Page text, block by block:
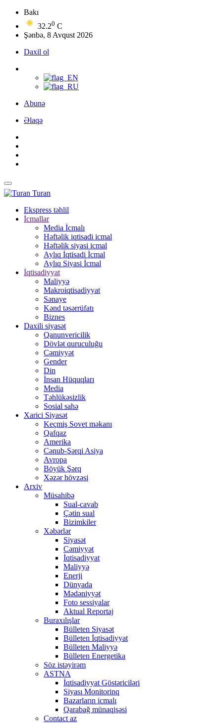
Bakı
32.20 C
Şənbə, 8 Avqust 2026
Daxil ol
Abunə
Əlaqə
Turan
Ekspress təhlil
İcmallar
Media İcmalı
Həftəlik iqtisadi icmal
Həftəlik siyasi icmal
Aylıq İqtisadi İcmal
Aylıq Siyasi İcmal
İqtisadiyyat
Maliyyə
Makroiqtisadiyyat
Sənaye
Kənd təsərrüfatı
Biznes
Daxili siyasət
Qanunvericilik
Dövlət quruculuğu
Cəmiyyət
Gender
Din
İnsan Hüquqları
Media
Təhlükəsizlik
Sosial sahə
Xarici Siyasət
Keçmiş Sovet məkanı
Qafqaz
Amerika
Cənub-Şərqi Asiya
Avropa
Böyük Şərq
Xəzər hövzəsi
Arxiv
Müsahibə
Sual-cavab
Çətin sual
Bizimkiler
Xəbərlər
Siyasət
Cəmiyyət
İqtisadiyyat
Maliyyə
Enerji
Dünyada
Mədəniyyət
Foto sessiyalar
Aktual Reportaj
Buraxılışlar
Bülleten Siyasət
Bülleten İqtisadiyyat
Bülleten Maliyyə
Bülleten Energetika
Söz istəyirəm
ASTNA
İqtisadiyyat Göstəriciləri
Siyası Monitorinq
Bazarların icmalı
Qarabağ münaqişəsi
Contact az